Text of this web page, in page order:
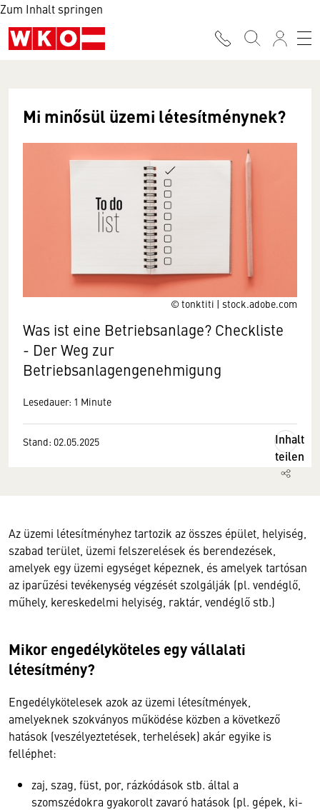
Zum Inhalt springen
© tonktiti | stock.adobe.com
Mi minősül üzemi létesítménynek?
Was ist eine Betriebsanlage? Checkliste
- Der Weg zur
Betriebsanlagengenehmigung
Lesedauer: 1 Minute
Stand: 02.05.2025
Inhalt
teilen
Az üzemi létesítményhez tartozik az összes épület, helyiség,
szabad terület, üzemi felszerelések és berendezések,
amelyek egy üzemi egységet képeznek, és amelyek tartósan
az iparűzési tevékenység végzését szolgálják (pl. vendéglő,
műhely, kereskedelmi helyiség, raktár, vendéglő stb.)
Mikor engedélyköteles egy vállalati
létesítmény?
Engedélykötelesek azok az üzemi létesítmények,
amelyeknek szokványos működése közben a következő
hatások (veszélyeztetések, terhelések) akár egyike is
felléphet:
zaj, szag, füst, por, rázkódások stb. által a
szomszédokra gyakorolt zavaró hatások (pl. gépek, ki-